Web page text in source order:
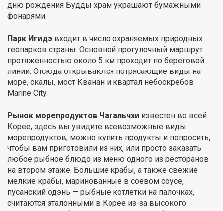
дню рождения Будды храм украшают бумажными
фонарями.
Парк Игидэ входит в число охраняемых природных
геопарков страны. Основной прогулочный маршрут
протяженностью около 5 км проходит по береговой
линии. Отсюда открываются потрясающие виды на
море, скалы, мост Кванан и квартал небоскребов
Marine City.
Рынок морепродуктов Чагальчхи известен во всей
Корее, здесь вы увидите всевозможные виды
морепродуктов, можно купить продукты и попросить,
чтобы вам приготовили из них, или просто заказать
любое рыбное блюдо из меню одного из ресторанов
на втором этаже. Большие крабы, а также свежие
мелкие крабы, маринованные в соевом соусе,
пусанский одэнь — рыбные котлетки на палочках,
считаются эталонными в Корее из-за высокого